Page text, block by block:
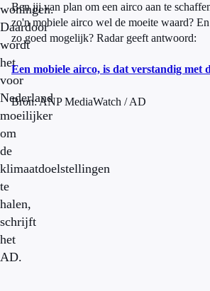
woningen.
Daardoor
wordt
het
voor
Nederland
moeilijker
om
de
klimaatdoelstellingen
te
halen,
schrijft
het
AD.
Ben jij van plan om een airco aan te
zo'n mobiele airco wel de moeite waard?
zo goed mogelijk? Radar geeft antwoord:
Een mobiele airco, is dat verstandig met
Bron: ANP MediaWatch / AD